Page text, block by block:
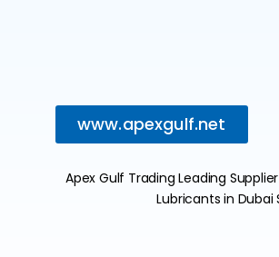
www.apexgulf.net
Apex Gulf Trading Leading
Lubricants in Dubai